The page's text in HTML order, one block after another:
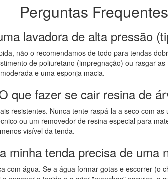
Perguntas
lavadora de alta pressão
não o recomendamos de todo para tendas
de poliuretano (impregnação) ou rasgar
e uma esponja macia.
que fazer se cair resina de
resistentes. Nunca tente raspá-la a seco com
ou um removedor de resina especial para
visível da tenda.
minha tenda precisa de uma
com água. Se a água formar gotas e escorrer (o